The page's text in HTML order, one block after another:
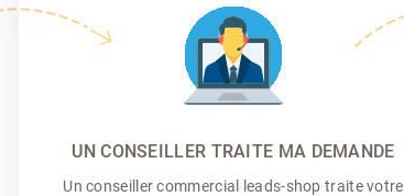
UN CONSEILLER TRAITE MA DEMANDE
Un conseiller commercial
leads-shop traite votre